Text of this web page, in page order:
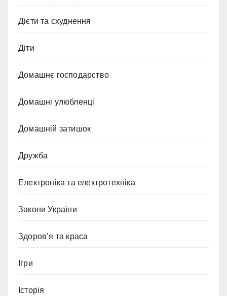
Дієти та схуднення
Діти
Домашнє господарство
Домашні улюбленці
Домашній затишок
Дружба
Електроніка та електротехніка
Закони України
Здоров’я та краса
Ігри
Історія